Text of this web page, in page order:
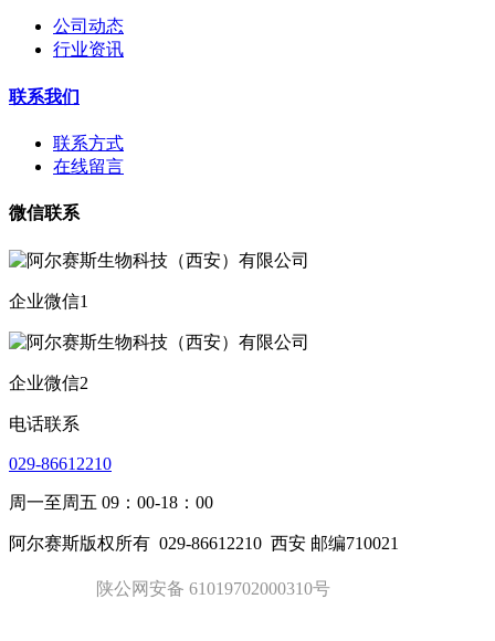
公司动态
行业资讯
联系我们
联系方式
在线留言
微信联系
企业微信1
企业微信2
电话联系
029-86612210
周一至周五 09：00-18：00
阿尔赛斯版权所有 029-86612210 西安 邮编710021
陕公网安备 61019702000310号